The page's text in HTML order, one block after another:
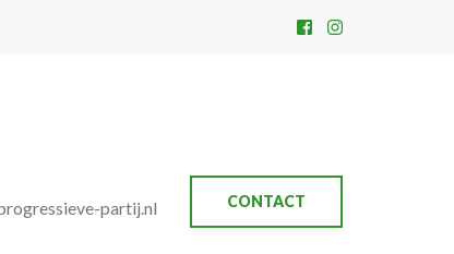
CONTACT
partij.nl